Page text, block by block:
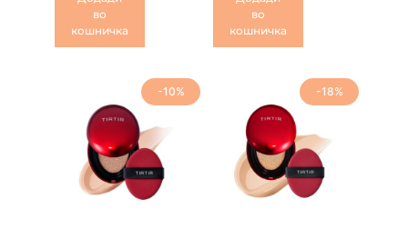
во
кошничка
во
кошничка
-10% -18%